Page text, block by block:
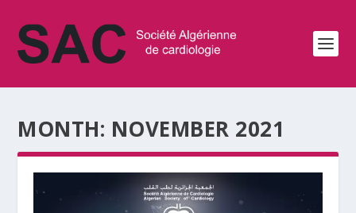
MONTH: NOVEMBER 2021